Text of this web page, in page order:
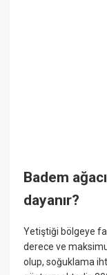
Badem
dayanır?
Yetiştiği bölgeye
derece ve
olup, soğuklama